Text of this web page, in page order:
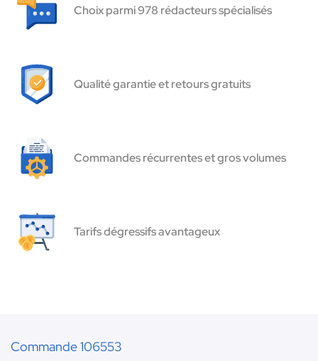
Choix parmi 978 rédacteurs spécialisés
Qualité garantie et retours gratuits
Commandes récurrentes et gros volumes
Tarifs dégressifs avantageux
Commande 106553